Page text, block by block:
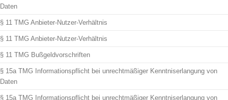
Daten
§ 11 TMG Anbieter-Nutzer-Verhältnis
§ 11 TMG Anbieter-Nutzer-Verhältnis
§ 11 TMG Bußgeldvorschriften
§ 15a TMG Informationspflicht bei unrechtmäßiger Kenntniserlangung von
Daten
§ 15a TMG Informationspflicht bei unrechtmäßiger Kenntniserlangung von